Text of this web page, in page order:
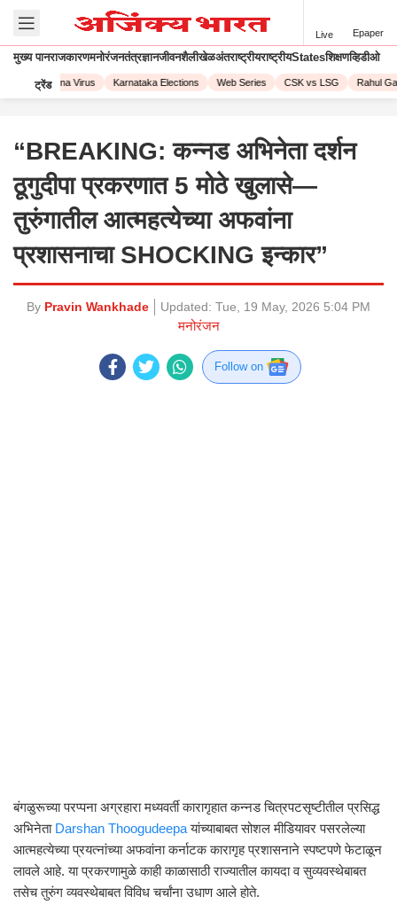
Live Epaper
मुख्य पानराजकारणमनोरंजनतंत्रज्ञानजीवनशैलीखेळअंतराष्ट्रीयराष्ट्रीयStatesशिक्षणव्हिडीओ
ट्रेंड
Corona Virus Karnataka Elections Web Series CSK vs LSG Rahul
“BREAKING: कन्नड अभिनेता दर्शन
ठूगुदीपा प्रकरणात 5 मोठे खुलासे—
तुरुंगातील आत्महत्येच्या अफवांना
प्रशासनाचा SHOCKING इन्कार”
By Pravin Wankhade Updated: Tue, 19 May, 2026 5:04 PM
मनोरंजन
Follow on
बंगळुरूच्या परप्पना अग्रहारा मध्यवर्ती कारागृहात कन्नड चित्रपटसृष्टीतील प्रसिद्ध
अभिनेता Darshan Thoogudeepaयांच्याबाबत सोशल मीडियावर पसरलेल्या
आत्महत्येच्या प्रयत्नांच्या अफवांना कर्नाटक कारागृह प्रशासनाने स्पष्टपणे फेटाळून
लावले आहे. या प्रकरणामुळे काही काळासाठी राज्यातील कायदा व सुव्यवस्थेबाबत
तसेच तुरुंग व्यवस्थेबाबत विविध चर्चांना उधाण आले होते.